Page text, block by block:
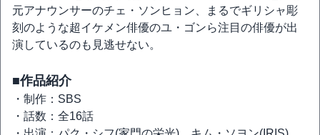
元アナウンサーのチェ・ソンヒョン、まるでギリシャ彫
刻のような超イケメン俳優のユ・ゴンら注目の俳優が出
演しているのも見逃せない。
■作品紹介
・制作：SBS
・話数：全16話